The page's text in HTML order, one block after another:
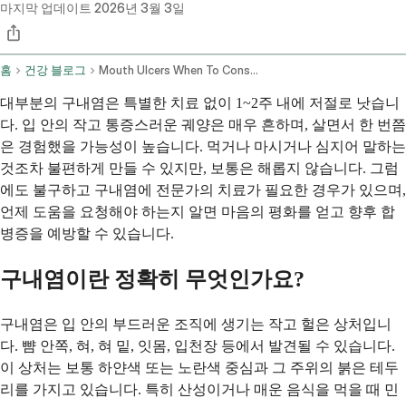
마지막 업데이트 2026년 3월 3일
홈 건강 블로그 Mouth Ulcers When To Consult A Professional
대부분의 구내염은 특별한 치료 없이 1~2주 내에 저절로 낫습니
다. 입 안의 작고 통증스러운 궤양은 매우 흔하며, 살면서 한 번쯤
은 경험했을 가능성이 높습니다. 먹거나 마시거나 심지어 말하는
것조차 불편하게 만들 수 있지만, 보통은 해롭지 않습니다. 그럼
에도 불구하고 구내염에 전문가의 치료가 필요한 경우가 있으며,
언제 도움을 요청해야 하는지 알면 마음의 평화를 얻고 향후 합
병증을 예방할 수 있습니다.
구내염이란 정확히 무엇인가요?
구내염은 입 안의 부드러운 조직에 생기는 작고 헐은 상처입니
다. 뺨 안쪽, 혀, 혀 밑, 잇몸, 입천장 등에서 발견될 수 있습니다.
이 상처는 보통 하얀색 또는 노란색 중심과 그 주위의 붉은 테두
리를 가지고 있습니다. 특히 산성이거나 매운 음식을 먹을 때 민